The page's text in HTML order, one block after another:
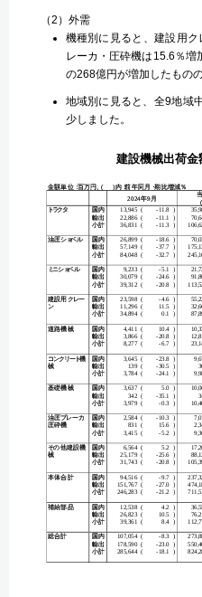
（2）外需
機種別に見ると、建設用
レーカ・圧砕機は15.6％増
の268億円が増加したもの
地域別に見ると、全9地域
少しました。
建設機械出荷金